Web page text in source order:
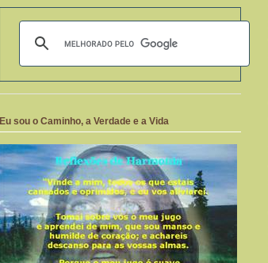
Eu sou o Caminho, a Verdade e a Vida